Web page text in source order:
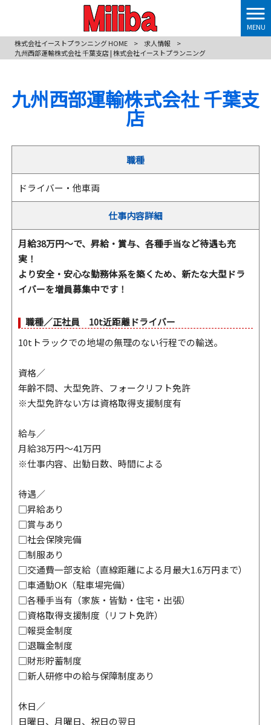
MENU
株式会社イーストプランニング HOME
> 求人情報
>
九州西部運輸株式会社 千葉支店 | 株式会社イーストプランニング
九州西部運輸株式会社 千葉支
店
職種
ドライバー・他車両
仕事内容詳細
月給38万円～で、昇給・賞与、各種手当など待遇も充
実！
より安全・安心な勤務体系を築くため、新たな大型ドラ
イバーを増員募集中です！
職種／正社員 10t近距離ドライバー
10tトラックでの地場の無理のない行程での輸送。
資格／
年齢不問、大型免許、フォークリフト免許
※大型免許ない方は資格取得支援制度有
給与／
月給38万円～41万円
※仕事内容、出勤日数、時間による
待遇／
□昇給あり
□賞与あり
□社会保険完備
□制服あり
□交通費一部支給（直線距離による月最大1.6万円まで）
□車通勤OK（駐車場完備）
□各種手当有（家族・皆勤・住宅・出張）
□資格取得支援制度（リフト免許）
□報奨金制度
□退職金制度
□財形貯蓄制度
□新人研修中の給与保障制度あり
休日／
日曜日、月曜日、祝日の翌日